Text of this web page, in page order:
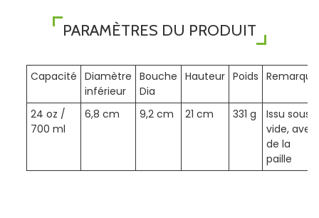
PARAMÈTRES DU PRODUIT
Capacité Diamètre
inférieur
Bouche
Dia
Hauteur Poids Remarque
24 oz /
700 ml
6,8 cm 9,2 cm 21 cm 331 g
Issu sous
vide, avec
de la
paille